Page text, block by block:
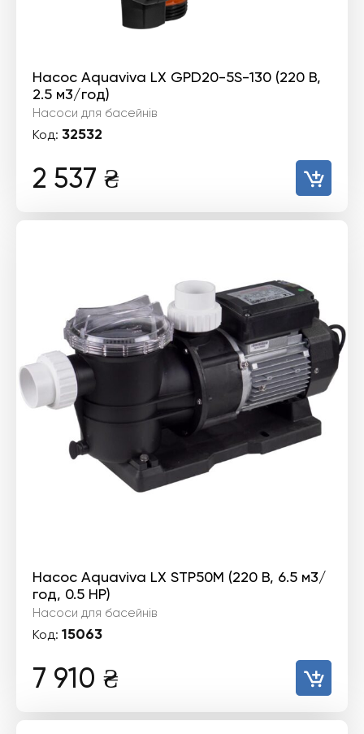
Насос Aquaviva LX GPD20-5S-130 (220 В,
2.5 м3/год)
Насоси для басейнів
Код: 32532
2 537 ₴
Насос Aquaviva LX STP50M (220 В, 6.5 м3/
год, 0.5 HP)
Насоси для басейнів
Код: 15063
7 910 ₴